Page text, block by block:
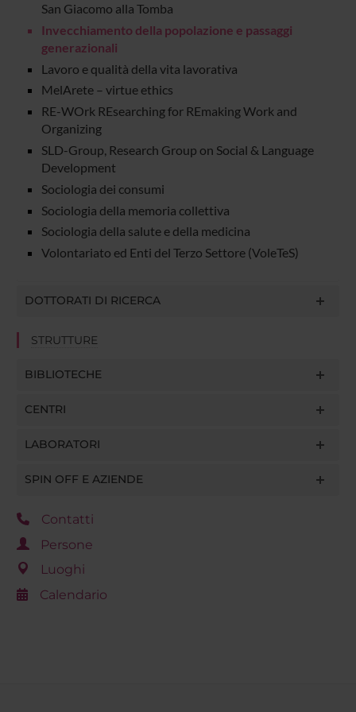
San Giacomo alla Tomba
Invecchiamento della popolazione e passaggi
generazionali
Lavoro e qualità della vita lavorativa
MelArete – virtue ethics
RE-WOrk REsearching for REmaking Work and
Organizing
SLD-Group, Research Group on Social & Language
Development
Sociologia dei consumi
Sociologia della memoria collettiva
Sociologia della salute e della medicina
Volontariato ed Enti del Terzo Settore (VoleTeS)
DOTTORATI DI RICERCA
STRUTTURE
BIBLIOTECHE
CENTRI
LABORATORI
SPIN OFF E AZIENDE
Contatti
Persone
Luoghi
Calendario